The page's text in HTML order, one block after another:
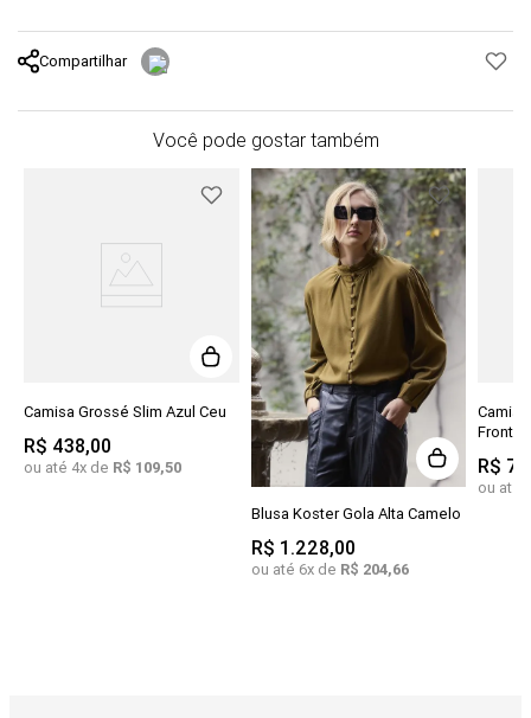
Compartilhar
Você pode gostar também
Camisa Grossé Slim Azul Ceu
R$ 438,00
ou até 4x de R$ 109,50
Blusa Koster Gola Alta Camelo
R$ 1 .228,00
ou até 6x de R$ 204,66
R$
ou até